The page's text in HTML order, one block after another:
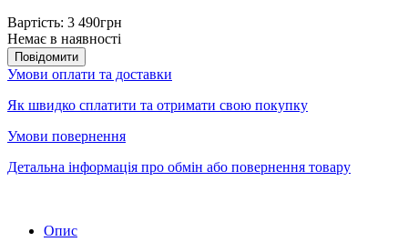
Вартість: 3 490грн
Немає в наявності
Повідомити
Умови оплати та доставки
Як швидко сплатити та отримати свою покупку
Умови повернення
Детальна інформація про обмін або повернення товару
Опис